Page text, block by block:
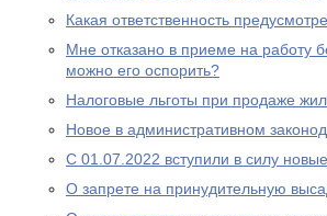
Какая ответственность
Мне отказано в приеме на работу
можно его оспорить?
Налоговые льготы при продаже
Новое в административном
С 01.07.2022 вступили в силу
О запрете на принудительную